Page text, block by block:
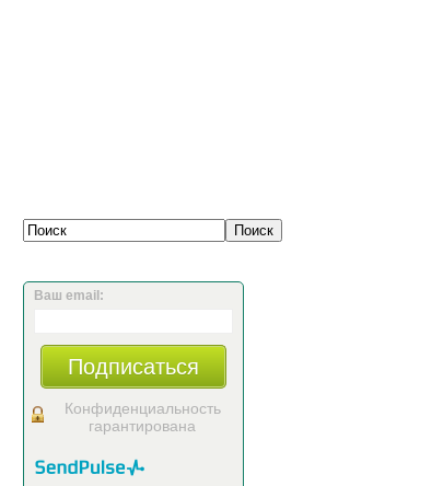
Ваш email:
Подписаться
Конфиденциальность
гарантирована